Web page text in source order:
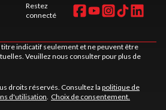
Restez
connecté
indicatif seulement et ne peuvent être
Veuillez nous consulter pour plus de
droits réservés. Consultez la politique de
d'utilisation Choix de consentement.